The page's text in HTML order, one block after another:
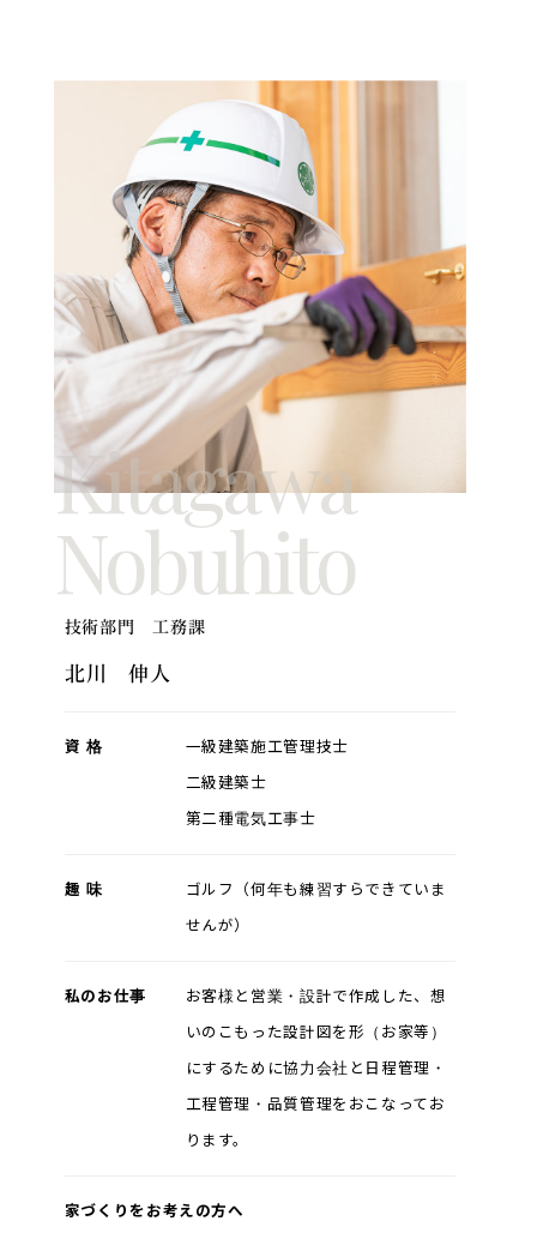
Kitagawa
Nobuhito
技術部門 工務課
北川 伸人
資 格 一級建築施工管理技士
二級建築士
第二種電気工事士
趣 味 ゴルフ（何年も練習すらできていま
せんが）
私のお仕事 お客様と営業・設計で作成した、想
いのこもった設計図を形（お家等）
にするために協力会社と日程管理・
工程管理・品質管理をおこなってお
ります。
家づくりをお考えの方へ